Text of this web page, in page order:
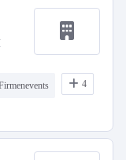
4